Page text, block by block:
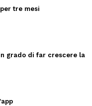
tre mesi
grado di far crescere la